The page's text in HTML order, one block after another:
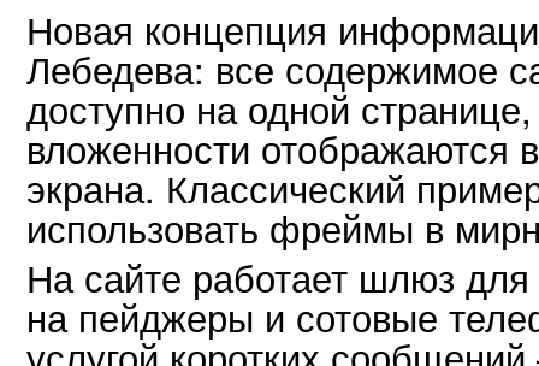
Новая концепция
Лебедева: все содержимое
доступно на одной
вложенности отображаются
экрана. Классический
использовать фреймы в
На сайте работает шлюз
на пейджеры и сотовые